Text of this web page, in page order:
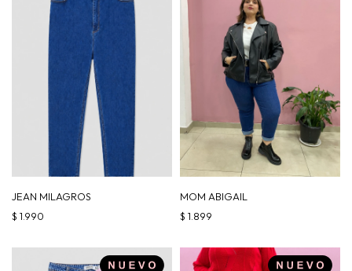
JEAN MILAGROS
$ 1.990
MOM ABIGAIL
$ 1.899